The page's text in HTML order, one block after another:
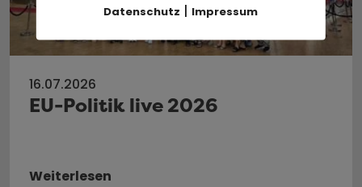
16.07.2026
EU-Politik live 2026
Weiterlesen
Datenschutz | Impressum